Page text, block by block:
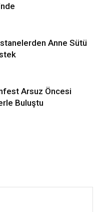
Anne Sütü
Arsuz Öncesi
Buluştu